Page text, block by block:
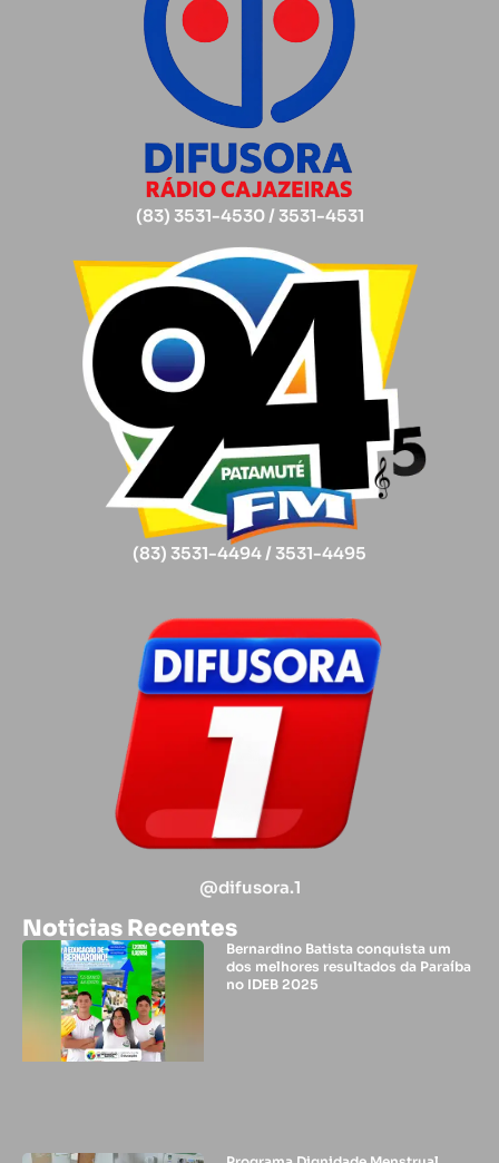
(83) 3531-4530 / 3531-4531
(83) 3531-4494 / 3531-4495
@difusora.1
Noticias Recentes
Bernardino Batista conquista um
dos melhores resultados da Paraíba
no IDEB 2025